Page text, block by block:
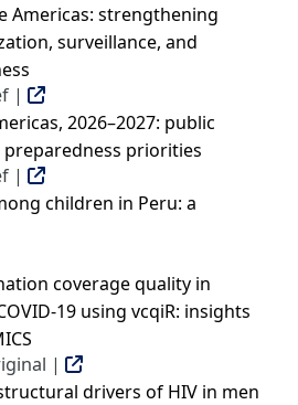
Americas: strengthening
surveillance, and
|
2026–2027: public
priorities
|
children in Peru: a
coverage quality in
19 using vcqiR: insights
|
drivers of HIV in men